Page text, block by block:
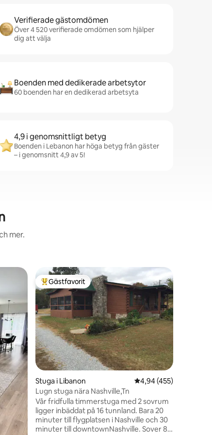
Verifierade gästomdömen
Över 4 520 verifierade omdömen som hjälper
dig att välja
Boenden med dedikerade arbetsytor
60 boenden har en dedikerad arbetsyta
4,9 i genomsnittligt betyg
Boenden i Lebanon har höga betyg från gäster
– i genomsnitt 4,9 av 5!
mer.
Populär gästfavorit
Gästfavorit
Stuga i Libanon 4,94 av 5 i
4,94 (455)
Lugn stuga nära Nashville,Tn
Vår fridfulla timmerstuga med 2 sovrum
ligger inbäddat på 16 tunnland. Bara 20
minuter till flygplatsen i Nashville och 30
minuter till downtownNashville. Sover 8.